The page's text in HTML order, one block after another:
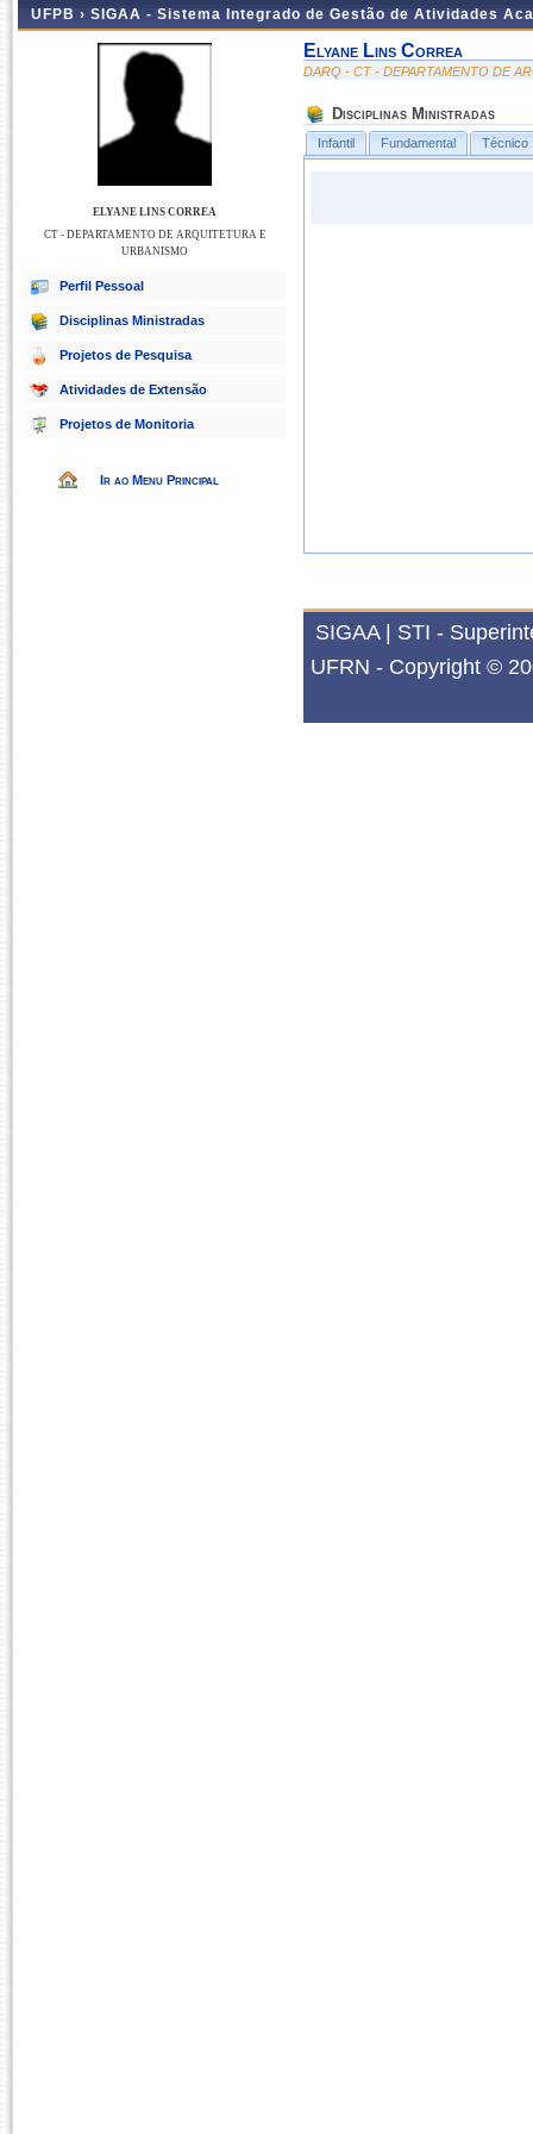
UFPB › SIGAA - Sistema Integrado de Gestão de Atividades
ELYANE LINS CORREA
CT - DEPARTAMENTO DE ARQUITETURA E
URBANISMO
Perfil Pessoal
Disciplinas Ministradas
Projetos de Pesquisa
Atividades de Extensão
Projetos de Monitoria
Ir ao Menu Principal
Elyane Lins Correa
DARQ - CT - DEPARTAMENTO DE
Disciplinas Ministradas
Infantil Fundamental Técnico
SIGAA | STI -
UFRN - Copyright ©